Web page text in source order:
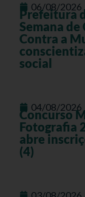
06/08/2026
Prefeitura
Semana
Contra a
social
04/08/2026
Concurso
Fotografia
abre
(4)